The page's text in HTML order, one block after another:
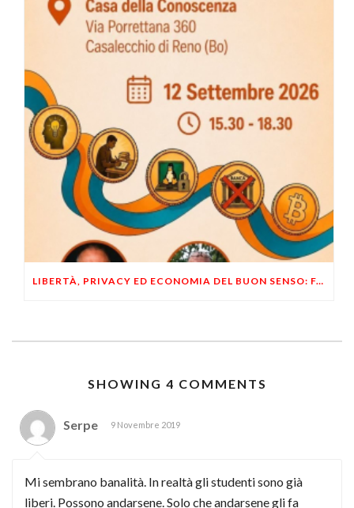
LIBERTÀ, PRIVACY ED ECONOMIA DEL BUON SENSO: FACCO E MUSUMECI A CASALECCHIO DI RENO (BO)
SHOWING 4 COMMENTS
Serpe 9 Novembre 2019
Mi sembrano banalità. In realtà gli studenti sono già
liberi. Possono andarsene. Solo che andarsene gli fa